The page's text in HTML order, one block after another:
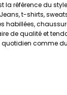
la référence du
t-shirts,
habillées,
de qualité et
quotidien comme